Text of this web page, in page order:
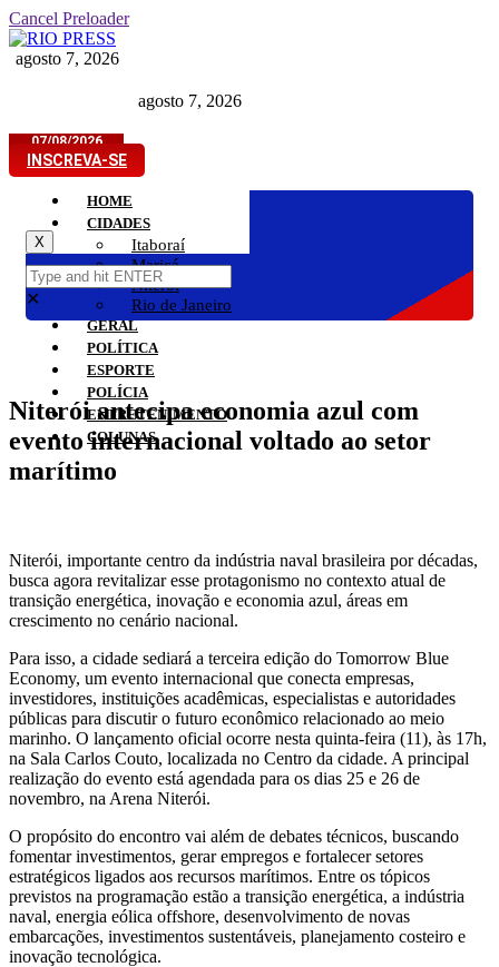
Cancel Preloader
agosto 7, 2026
agosto 7, 2026
07/08/2026
INSCREVA-SE
HOME
CIDADES
Itaboraí
Maricá
Niterói
Rio de Janeiro
GERAL
POLÍTICA
ESPORTE
POLÍCIA
ENTRETENIMENTO
COLUNAS
X
✕
Niterói antecipa economia azul com
evento internacional voltado ao setor
marítimo
Niterói, importante centro da indústria naval brasileira por décadas,
busca agora revitalizar esse protagonismo no contexto atual de
transição energética, inovação e economia azul, áreas em
crescimento no cenário nacional.
Para isso, a cidade sediará a terceira edição do Tomorrow Blue
Economy, um evento internacional que conecta empresas,
investidores, instituições acadêmicas, especialistas e autoridades
públicas para discutir o futuro econômico relacionado ao meio
marinho. O lançamento oficial ocorre nesta quinta-feira (11), às 17h,
na Sala Carlos Couto, localizada no Centro da cidade. A principal
realização do evento está agendada para os dias 25 e 26 de
novembro, na Arena Niterói.
O propósito do encontro vai além de debates técnicos, buscando
fomentar investimentos, gerar empregos e fortalecer setores
estratégicos ligados aos recursos marítimos. Entre os tópicos
previstos na programação estão a transição energética, a indústria
naval, energia eólica offshore, desenvolvimento de novas
embarcações, investimentos sustentáveis, planejamento costeiro e
inovação tecnológica.